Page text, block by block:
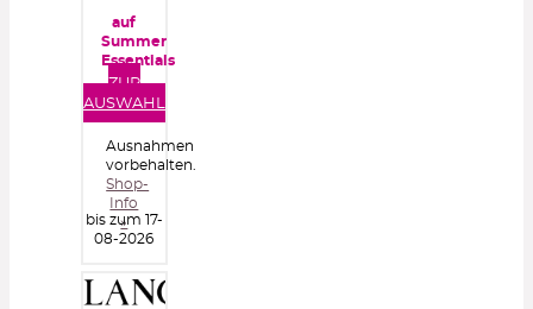
auf
Summer
Essentials
ZUR
AUSWAHL
Ausnahmen
vorbehalten.
Shop-
Info
»
bis zum 17-
08-2026